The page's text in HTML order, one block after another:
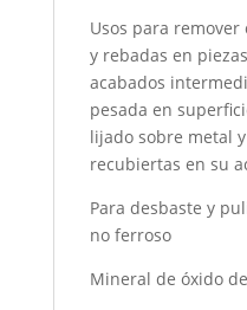
Usos para
y rebadas en
acabados
pesada en
lijado sobre metal
recubiertas en su
Para desbaste y
no ferroso
Mineral de óxido